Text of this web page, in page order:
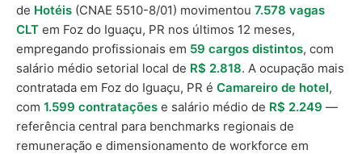
de Hotéis (CNAE 5510-8/01) movimentou 7.578 vagas
CLT em Foz do Iguaçu, PR nos últimos 12 meses,
empregando profissionais em 59 cargos distintos, com
salário médio setorial local de R$ 2.818. A ocupação mais
contratada em Foz do Iguaçu, PR é Camareiro de hotel,
com 1.599 contratações e salário médio de R$ 2.249 —
referência central para benchmarks regionais de
remuneração e dimensionamento de workforce em